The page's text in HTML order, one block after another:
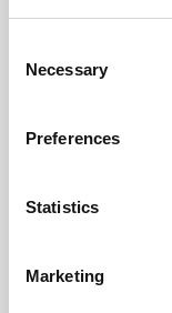
Selection
Necessary
Preferences
Statistics
Marketing